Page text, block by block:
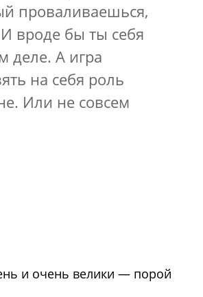
проваливаешься,
вроде бы ты себя
деле. А игра
на себя роль
Или не совсем
и очень велики — порой